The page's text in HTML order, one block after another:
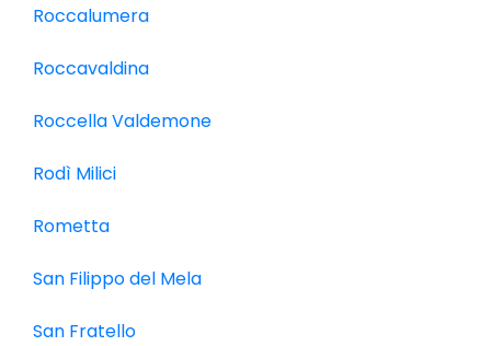
Roccalumera
Roccavaldina
Roccella Valdemone
Rodì Milici
Rometta
San Filippo del Mela
San Fratello